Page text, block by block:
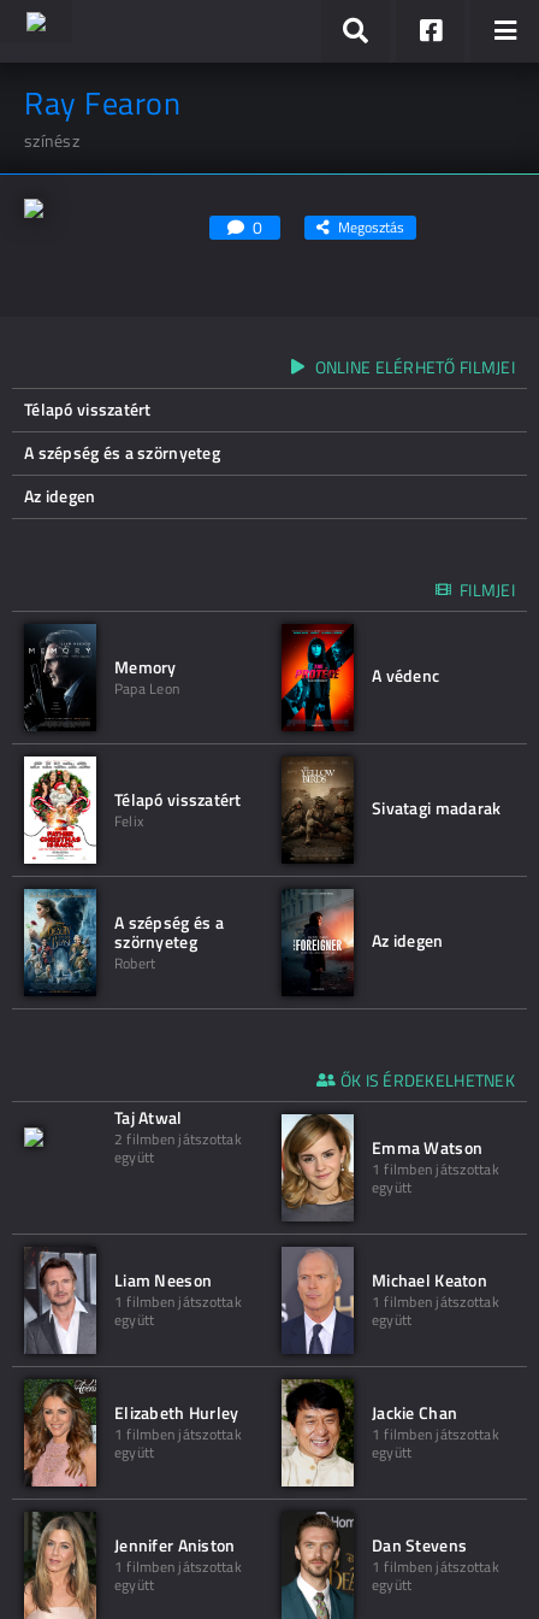
Ray Fearon
színész
0 Megosztás
ONLINE ELÉRHETŐ FILMJEI
Télapó visszatért
A szépség és a szörnyeteg
Az idegen
FILMJEI
Memory
Papa Leon
A védenc
Télapó visszatért
Felix
Sivatagi madarak
A szépség és a
szörnyeteg
Robert
Az idegen
ŐK IS ÉRDEKELHETNEK
Taj Atwal
2 filmben játszottak
együtt Emma Watson
1 filmben játszottak
együtt
Liam Neeson
1 filmben játszottak
együtt
Michael Keaton
1 filmben játszottak
együtt
Elizabeth Hurley
1 filmben játszottak
együtt
Jackie Chan
1 filmben játszottak
együtt
Jennifer Aniston
1 filmben játszottak
együtt
Dan Stevens
1 filmben játszottak
együtt